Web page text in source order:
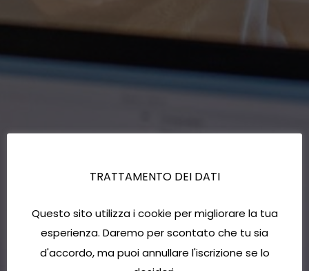
TRATTAMENTO DEI DATI
Questo sito utilizza i cookie per migliorare la tua
esperienza. Daremo per scontato che tu sia
d'accordo, ma puoi annullare l'iscrizione se lo